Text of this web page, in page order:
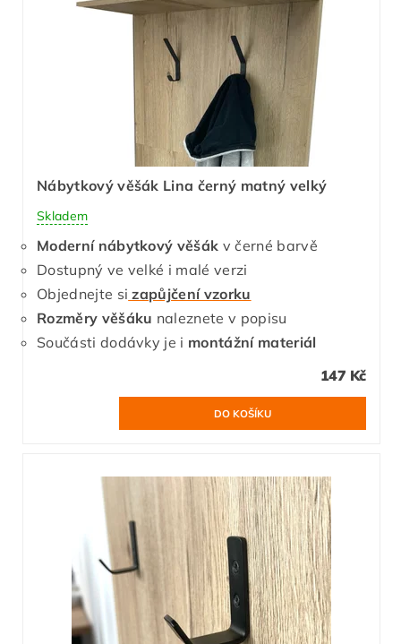
Nábytkový věšák Lina černý matný velký
Skladem
Moderní nábytkový věšák v černé barvě
Dostupný ve velké i malé verzi
Objednejte si zapůjčení vzorku
Rozměry věšáku naleznete v popisu
Součásti dodávky je i montážní materiál
147 Kč